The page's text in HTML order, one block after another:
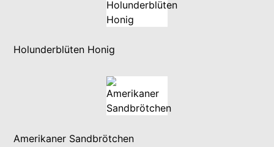
Holunderblüten Honig
Amerikaner Sandbrötchen